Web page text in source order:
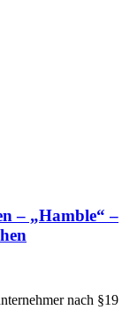
– „Hamble“ –
nach §19